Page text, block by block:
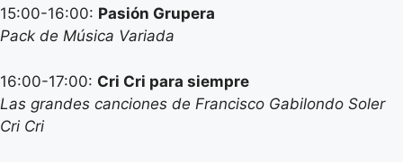
15:00-16:00: Pasión Grupera
Pack de Música Variada
16:00-17:00: Cri Cri para siempre
Las grandes canciones de Francisco Gabilondo Soler
Cri Cri